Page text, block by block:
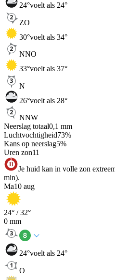
24°voelt als 24°
ZO
30°voelt als 34°
NNO
33°voelt als 37°
N
26°voelt als 28°
NNW
Neerslag totaal0,1 mm
Luchtvochtigheid73%
Kans op neerslag5%
Uren zon11
Je huid kan in volle zon
min).
Ma10 aug
24° /32°
0 mm
24°voelt als 24°
O